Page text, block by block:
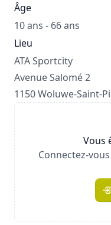
Âge
10 ans - 66 ans
Lieu
ATA Sportcity
Avenue Salomé 2
1150 Woluwe-Saint-
Vous
Connectez-